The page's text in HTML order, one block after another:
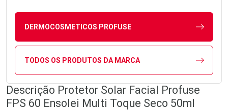
DERMOCOSMETICOS PROFUSE
TODOS OS PRODUTOS DA MARCA
Descrição Protetor Solar Facial Profuse
FPS 60 Ensolei Multi Toque Seco 50ml